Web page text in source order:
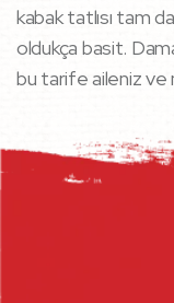
kabak tatlısı tam
oldukça basit.
bu tarife aileniz ve